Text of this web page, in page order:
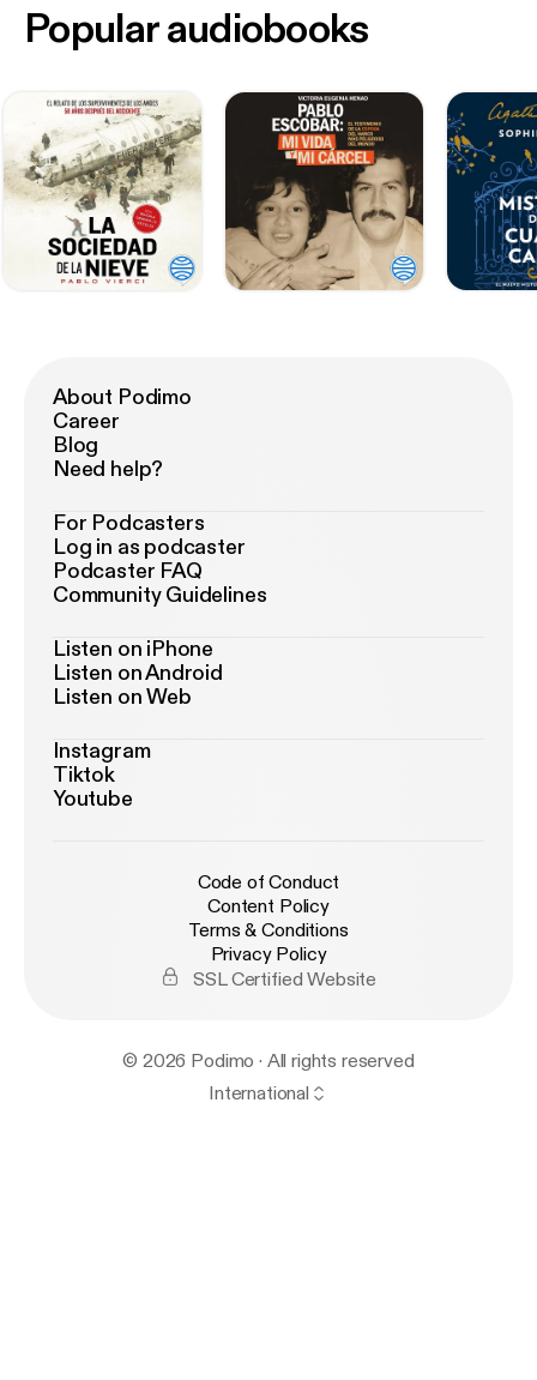
Popular audiobooks
About Podimo
Career
Blog
Need help?
For Podcasters
Log in as podcaster
Podcaster FAQ
Community Guidelines
Listen on iPhone
Listen on Android
Listen on Web
Instagram
Tiktok
Youtube
Code of Conduct
Content Policy
Terms & Conditions
Privacy Policy
SSL Certified Website
© 2026 Podimo · All rights reserved
International